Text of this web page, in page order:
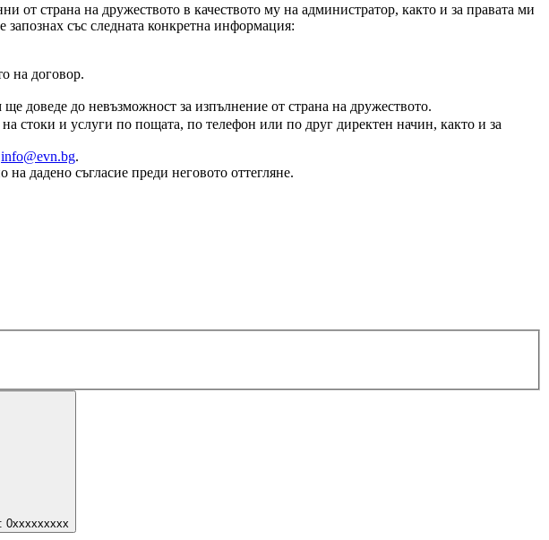
от страна на дружеството в качеството му на администратор, както и за правата ми
запознах със следната конкретна информация:
на договор.
доведе до невъзможност за изпълнение от страна на дружеството.
стоки и услуги по пощата, по телефон или по друг директен начин, както и за
info@evn.bg.
на дадено съгласие преди неговото оттегляне.